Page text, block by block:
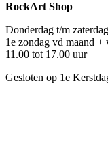
RockArt Shop
Donderdag t/m zaterdag
1e zondag vd maand +
11.00 tot 17.00 uur
Gesloten op 1e